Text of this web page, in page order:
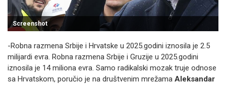
Screenshot
-Robna razmena Srbije i Hrvatske u 2025.godini iznosila je 2.5
milijardi evra. Robna razmena Srbije i Gruzije u 2025.godini
iznosila je 14 miliona evra. Samo radikalski mozak truje odnose
sa Hrvatskom, poručio je na društvenim mrežama Aleksandar